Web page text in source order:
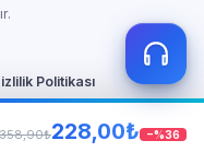
358,90₺228,00₺ −%36
Politikası
Güven Merkezi